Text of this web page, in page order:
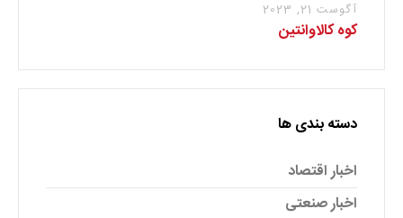
آگوست 21, 2023
کوه کالاوانتین
دسته بندی ها
اخبار اقتصاد
اخبار صنعتی